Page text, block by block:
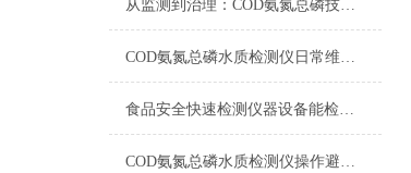
从监测到治理：COD氨氮总磷技术的双领域实战解析
COD氨氮总磷水质检测仪日常维护与试剂管理，降低故障率就靠这几招
食品安全快速检测仪器设备能检什么？一张表说清适用范围
COD氨氮总磷水质检测仪操作避坑指南：这几个步骤直接影响数据准确性